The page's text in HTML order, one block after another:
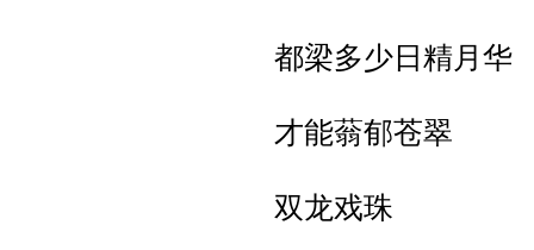
都梁多少日精月华
才能蓊郁苍翠
双龙戏珠